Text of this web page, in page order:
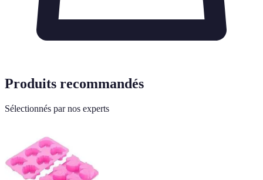
Produits recommandés
Sélectionnés par nos experts